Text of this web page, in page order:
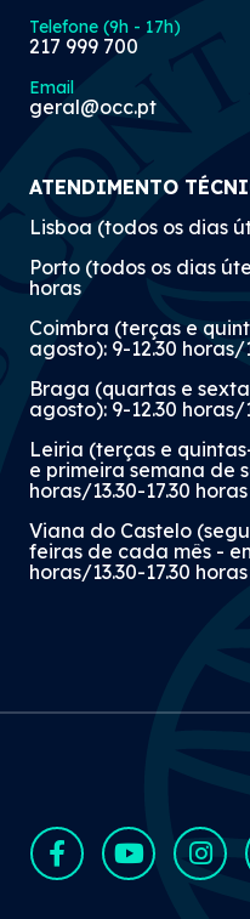
Telefone (9h - 17h)
217 999 700
Email
geral@occ.pt
ATENDIMENTO
Lisboa (todos os dias
Porto (todos os dias
horas
Coimbra (terças e
agosto): 9-12.30 horas/
Braga (quartas e
agosto): 9-12.30 horas/
Leiria (terças e
e primeira semana de
horas/13.30-17.30 horas
Viana do Castelo
feiras de cada mês -
horas/13.30-17.30 horas